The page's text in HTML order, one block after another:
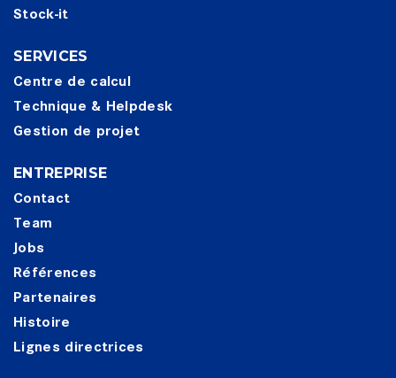
Stock-it
SERVICES
Centre de calcul
Technique & Helpdesk
Gestion de projet
ENTREPRISE
Contact
Team
Jobs
Références
Partenaires
Histoire
Lignes directrices